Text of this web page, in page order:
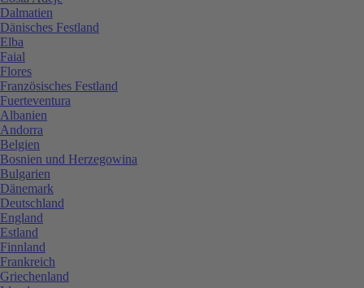
Dalmatien
Dänisches Festland
Elba
Faial
Flores
Französisches Festland
Fuerteventura
Albanien
Andorra
Belgien
Bosnien und Herzegowina
Bulgarien
Dänemark
Deutschland
England
Estland
Finnland
Frankreich
Griechenland